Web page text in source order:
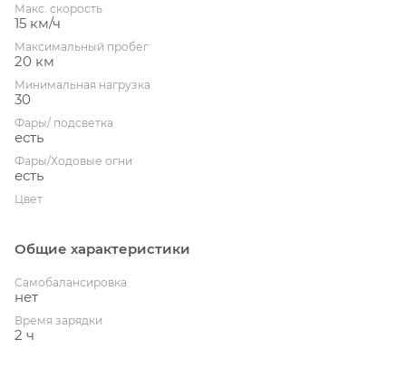
Макс. скорость
15 км/ч
Максимальный пробег
20 км
Минимальная нагрузка
30
Фары/ подсветка
есть
Фары/Ходовые огни
есть
Цвет
Общие характеристики
Cамобалансировка
нет
Время зарядки
2 ч